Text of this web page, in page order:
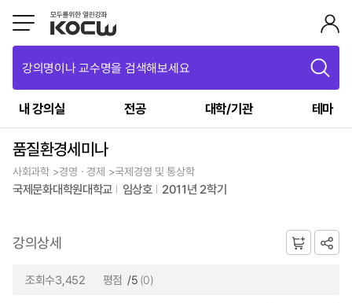
강의명이나 교수명을 검색해보세요
내 강의실 전공 대학/기관 테마
품질환경세미나
사회과학 >경영ㆍ경제 >국제경영 및 통상학
국제문화대학원대학교 임상호 2011년 2학기
강의상세
조회수3,452 평점 /5 (0)